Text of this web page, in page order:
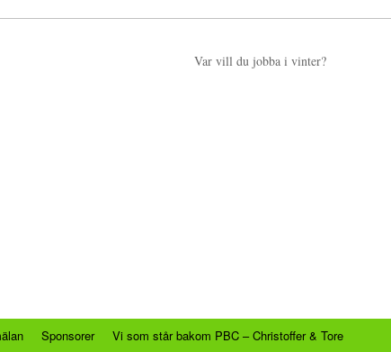
Var vill du jobba i vinter?
Sponsorer Vi som står bakom PBC – Christoffer & Tore